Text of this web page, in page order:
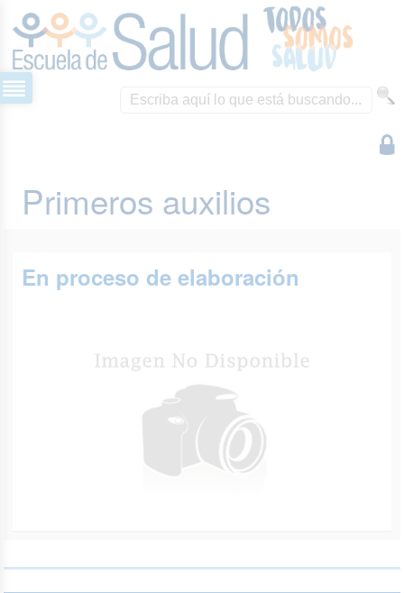
Primeros auxilios
En proceso de elaboración